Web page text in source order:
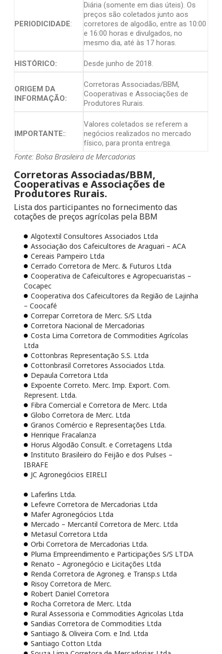
PERIODICIDADE:
Diária (somente em dias úteis). Os
preços são coletados junto aos
corretores de algodão, entre as 10:00
e 16:00 horas e divulgados, no
mesmo dia, até às 17 horas.
HISTÓRICO: Desde junho de 2018.
ORIGEM DA
INFORMAÇÃO:
Corretoras Associadas/BBM,
Cooperativas e Associações de
Produtores Rurais.
IMPORTANTE::
Valores coletados se referem a
negócios realizados no mercado
físico, para pronta entrega.
Fonte: Bolsa Brasileira de Mercadorias
Corretoras Associadas/BBM,
Cooperativas e Associações de
Produtores Rurais.
Lista dos participantes no fornecimento das
cotações de preços agrícolas pela BBM
Algotextil Consultores Associados Ltda
Associação dos Cafeicultores de Araguari – ACA
Cereais Pampeiro Ltda
Cerrado Corretora de Merc. & Futuros Ltda
Cooperativa de Cafeicultores e Agropecuaristas –
Cocapec
Cooperativa dos Cafeicultores da Região de Lajinha
– Coocafé
Correpar Corretora de Merc. S/S Ltda
Corretora Nacional de Mercadorias
Costa Lima Corretora de Commodities Agrícolas
Ltda
Cottonbras Representação S.S. Ltda
Cottonbrasil Corretores Associados Ltda.
Depaula Corretora Ltda
Expoente Correto. Merc. Imp. Export. Com.
Represent. Ltda.
Fibra Comercial e Corretora de Merc. Ltda
Globo Corretora de Merc. Ltda
Granos Comércio e Representações Ltda.
Henrique Fracalanza
Horus Algodão Consult. e Corretagens Ltda
Instituto Brasileiro do Feijão e dos Pulses –
IBRAFE
JC Agronegócios EIRELI
Laferlins Ltda.
Lefevre Corretora de Mercadorias Ltda
Mafer Agronegócios Ltda
Mercado – Mercantil Corretora de Merc. Ltda
Metasul Corretora Ltda
Orbi Corretora de Mercadorias Ltda.
Pluma Empreendimento e Participações S/S LTDA
Renato – Agronegócio e Licitações Ltda
Renda Corretora de Agroneg. e Transp.s Ltda
Risoy Corretora de Merc.
Robert Daniel Corretora
Rocha Corretora de Merc. Ltda
Rural Assessoria e Commodities Agricolas Ltda
Sandias Corretora de Commodities Ltda
Santiago & Oliveira Com. e Ind. Ltda
Santiago Cotton Ltda